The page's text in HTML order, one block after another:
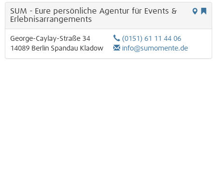
SUM - Eure persönliche Agentur für Events &
Erlebnisarrangements
George-Caylay-Straße 34
14089 Berlin Spandau Kladow
(0151) 61 11 44 06
info@sumomente.de